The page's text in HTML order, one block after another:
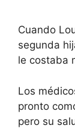
Cuando
segunda
le costaba
Los
pronto
pero su